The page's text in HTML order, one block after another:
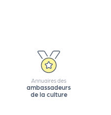
Annuaires des
ambassadeurs
de la culture